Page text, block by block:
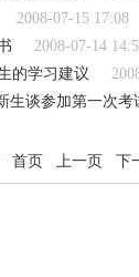
2008-07-15 17:08
2008-07-14
的学习建议
谈参加第一次考
首页 上一页 下